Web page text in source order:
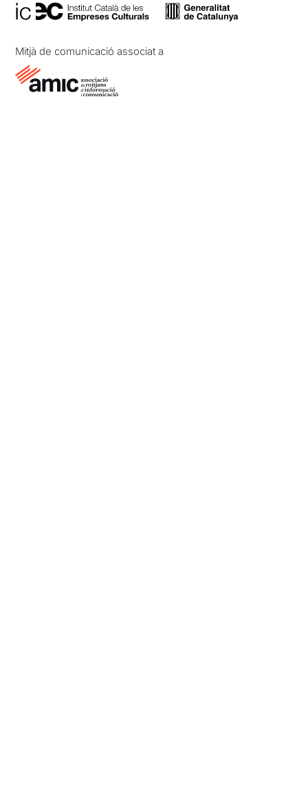
Mitjà de comunicació associat a